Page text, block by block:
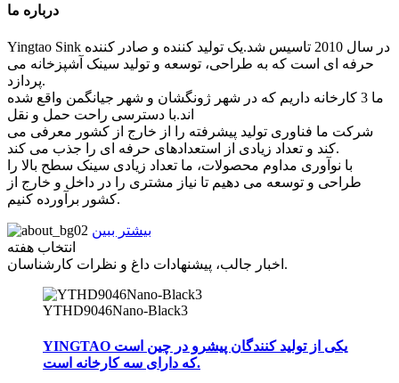
درباره ما
Yingtao Sink در سال 2010 تاسیس شد.یک تولید کننده و صادر کننده
حرفه ای است که به طراحی، توسعه و تولید سینک آشپزخانه می
پردازد.
ما 3 کارخانه داریم که در شهر ژونگشان و شهر جیانگمن واقع شده
اند.با دسترسی راحت حمل و نقل
شرکت ما فناوری تولید پیشرفته را از خارج از کشور معرفی می
کند و تعداد زیادی از استعدادهای حرفه ای را جذب می کند.
با نوآوری مداوم محصولات، ما تعداد زیادی سینک سطح بالا را
طراحی و توسعه می دهیم تا نیاز مشتری را در داخل و خارج از
کشور برآورده کنیم.
بیشتر ببین
انتخاب هفته
اخبار جالب، پیشنهادات داغ و نظرات کارشناسان.
YTHD9046Nano-Black3
YINGTAO یکی از تولید کنندگان پیشرو در چین است
که دارای سه کارخانه است.